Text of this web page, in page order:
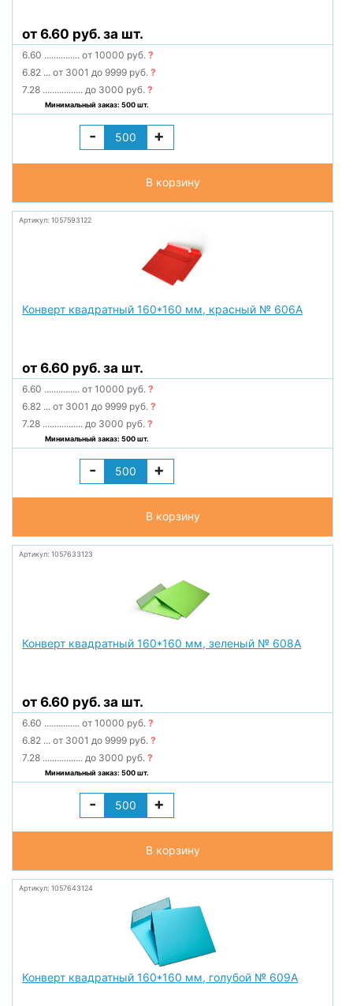
от 6.60 руб. за шт.
6.60 ............... от 10000 руб.?
6.82 ... от 3001 до 9999 руб.?
7.28 ................. до 3000 руб.?
Минимальный заказ: 500 шт.
- +
В корзину
Артикул: 1057593122
Конверт квадратный 160*160 мм, красный № 606А
от 6.60 руб. за шт.
6.60 ............... от 10000 руб.?
6.82 ... от 3001 до 9999 руб.?
7.28 ................. до 3000 руб.?
Минимальный заказ: 500 шт.
- +
В корзину
Артикул: 1057633123
Конверт квадратный 160*160 мм, зеленый № 608А
от 6.60 руб. за шт.
6.60 ............... от 10000 руб.?
6.82 ... от 3001 до 9999 руб.?
7.28 ................. до 3000 руб.?
Минимальный заказ: 500 шт.
- +
В корзину
Артикул: 1057643124
Конверт квадратный 160*160 мм, голубой № 609А